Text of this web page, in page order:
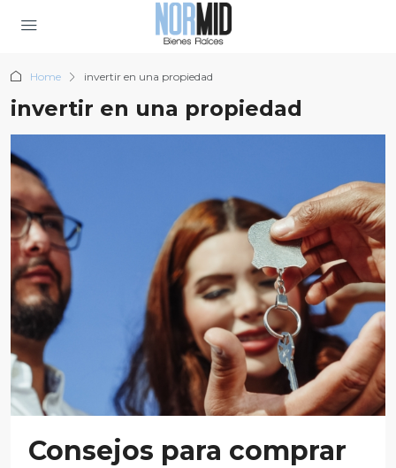
Home invertir en una propiedad
invertir en una propiedad
Consejos para comprar